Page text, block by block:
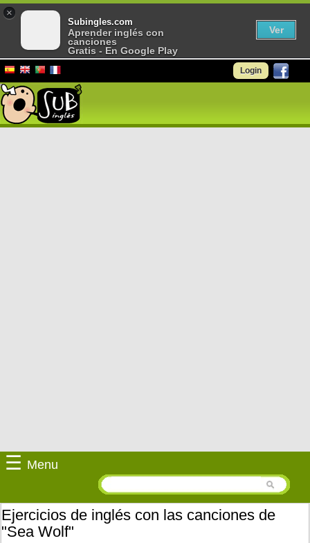
Login
☰ Menu
Ejercicios de inglés con las canciones de
"Sea Wolf"
×
Subingles.com
Aprender inglés con
canciones
Gratis - En Google Play
Ver